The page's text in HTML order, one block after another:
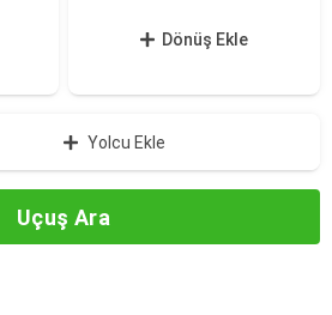
Dönüş Ekle
Yolcu Ekle
Uçuş Ara